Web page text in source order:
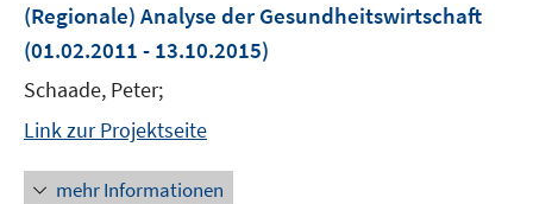
(Regionale) Analyse der Gesundheitswirtschaft
(01.02.2011 - 13.10.2015)
Schaade, Peter;
Link zur Projektseite
mehr Informationen